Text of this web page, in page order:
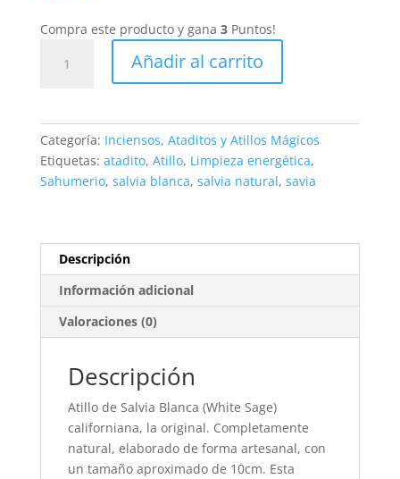
Compra este producto y gana 3Puntos!
Salvia
Añadir al carrito
Categoría: Inciensos, Ataditos y Atillos Mágicos
Etiquetas: atadito, Atillo, Limpieza energética,
Sahumerio, salvia blanca, salvia natural, savia
Descripción
Información adicional
Valoraciones (0)
Descripción
Atillo de Salvia Blanca (White Sage)
californiana, la original. Completamente
natural, elaborado de forma artesanal, con
un tamaño aproximado de 10cm. Esta